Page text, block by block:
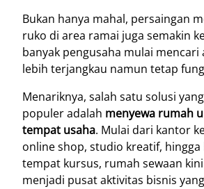
Bukan hanya mahal, persaingan
ruko di area ramai juga semakin
banyak pengusaha mulai
lebih terjangkau namun tetap
Menariknya, salah satu solusi
populer adalah menyewa rumah
tempat usaha. Mulai dari kantor
online shop, studio kreatif, hingga
tempat kursus, rumah sewaan
menjadi pusat aktivitas bisnis